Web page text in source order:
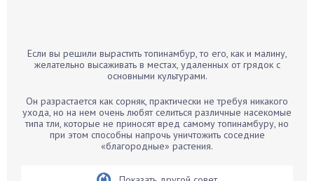
Бархатцы
Белые грибы
Бирючина
Бобовые
Если вы решили вырастить топинамбур, то его, как и малину,
желательно высаживать в местах, удаленных от грядок с
основными культурами.
Он разрастается как сорняк, практически не требуя никакого
ухода, но на нем очень любят селиться различные насекомые
типа тли, которые не приносят вред самому топинамбуру, но
при этом способны напрочь уничтожить соседние
«благородные» растения.